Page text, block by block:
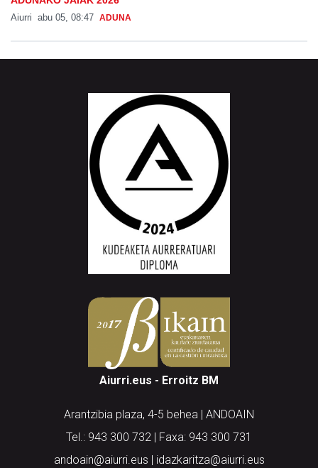
Aiurri abu 05, 08:47 ADUNA
Aiurri.eus - Erroitz BM
Arantzibia plaza, 4-5 behea | ANDOAIN
Tel.: 943 300 732 | Faxa: 943 300 731
andoain@aiurri.eus | idazkaritza@aiurri.eus